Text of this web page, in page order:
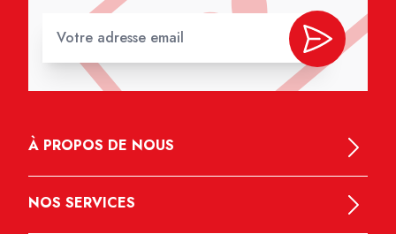
À PROPOS DE NOUS
NOS SERVICES